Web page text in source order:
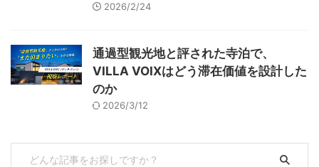
2026/2/24
通過型観光地と評された寺泊で、
VILLA VOIXはどう滞在価値を設計した
のか
2026/3/12